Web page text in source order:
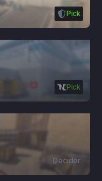
Pick
Pick
Decider